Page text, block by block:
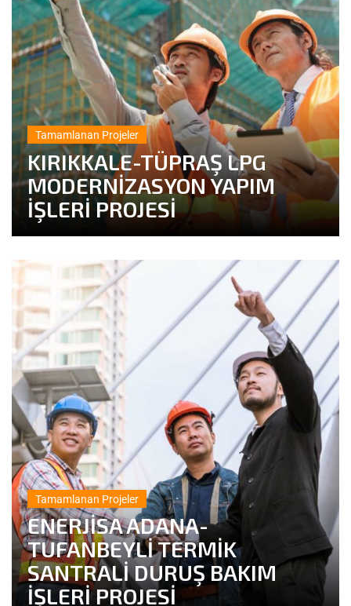
Tamamlanan Projeler
KIRIKKALE-TÜPRAŞ LPG
MODERNİZASYON YAPIM
İŞLERİ PROJESİ
Tamamlanan Projeler
ENERJİSA ADANA-
TUFANBEYLİ TERMİK
SANTRALİ DURUŞ BAKIM
İŞLERİ PROJESİ